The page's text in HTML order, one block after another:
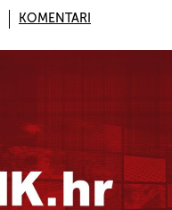
KOMENTARI